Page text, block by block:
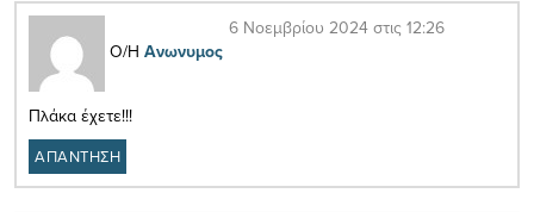
Ο/Η Ανωνυμος
6 Νοεμβρίου 2024 στις 12:26
Πλάκα έχετε!!!
ΑΠΑΝΤΗΣΗ